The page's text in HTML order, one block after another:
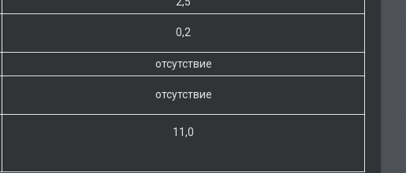
0,2
отсутствие
отсутствие
11,0